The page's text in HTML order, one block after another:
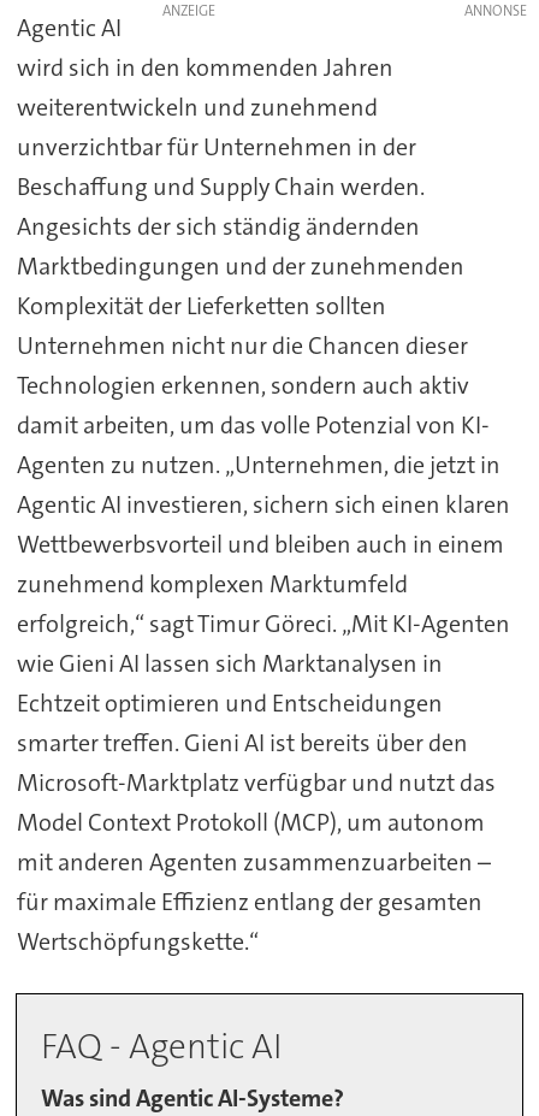
ANZEIGE
Agentic AI
wird sich in den kommenden Jahren
weiterentwickeln und zunehmend
unverzichtbar für Unternehmen in der
Beschaffung und Supply Chain werden.
Angesichts der sich ständig ändernden
Marktbedingungen und der zunehmenden
Komplexität der Lieferketten sollten
Unternehmen nicht nur die Chancen dieser
Technologien erkennen, sondern auch aktiv
damit arbeiten, um das volle Potenzial von KI-
Agenten zu nutzen. „Unternehmen, die jetzt in
Agentic AI investieren, sichern sich einen klaren
Wettbewerbsvorteil und bleiben auch in einem
zunehmend komplexen Marktumfeld
erfolgreich,“ sagt Timur Göreci. „Mit KI-Agenten
wie Gieni AI lassen sich Marktanalysen in
Echtzeit optimieren und Entscheidungen
smarter treffen. Gieni AI ist bereits über den
Microsoft-Marktplatz verfügbar und nutzt das
Model Context Protokoll (MCP), um autonom
mit anderen Agenten zusammenzuarbeiten –
für maximale Effizienz entlang der gesamten
Wertschöpfungskette.“
FAQ - Agentic AI
Was sind Agentic AI-Systeme?